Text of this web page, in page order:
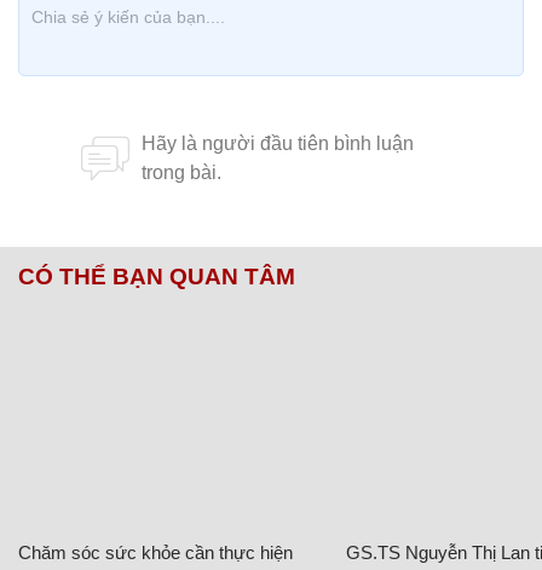
CÓ THỂ BẠN QUAN TÂM
Chăm sóc sức khỏe cần thực hiện
GS.TS Nguyễn Thị Lan